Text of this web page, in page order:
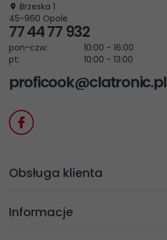
Brzeska 1
45-960 Opole
77 44 77 932
pon-czw:
10:00 - 16:00
pt:
10:00 - 13:00
proficook@clatronic.pl
Obsługa klienta
Informacje